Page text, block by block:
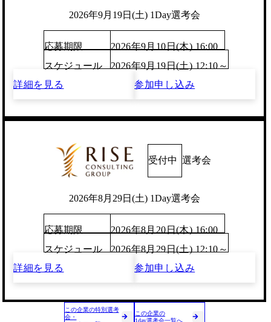
2026年9月19日(土) 1Day選考会
応募期限
2026年9月10日(木) 16:00
スケジュール
2026年9月19日(土) 12:10～
詳細を見る
参加申し込み
受付中 選考会
2026年8月29日(土) 1Day選考会
応募期限
2026年8月20日(木) 16:00
スケジュール
2026年8月29日(土) 12:10～
詳細を見る
参加申し込み
この企業の特別選考
会・
この企業の
1day選考会一覧へ